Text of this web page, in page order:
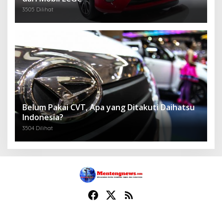
3505 Dilihat
Belum Pakai CVT, Apa yang Ditakuti Daihatsu
Indonesia?
3504 Dilihat